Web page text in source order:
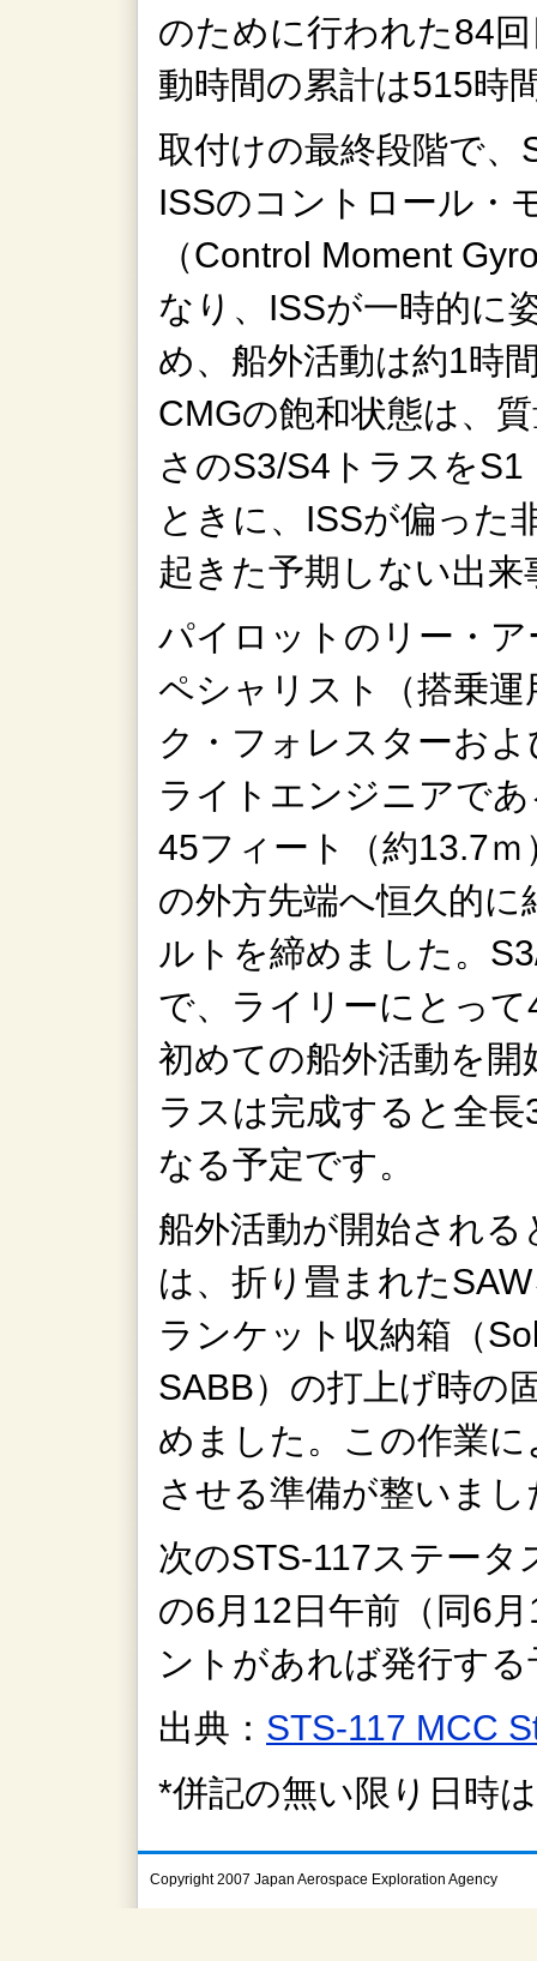
のために行われた84
動時間の累計は515時
取付けの最終段階で
ISSのコントロール・
（Control Moment
なり、ISSが一時的に
め、船外活動は約1時
CMGの飽和状態は、
さのS3/S4トラスを
ときに、ISSが偏った
起きた予期しない出来
パイロットのリー・
ペシャリスト（搭乗
ク・フォレスターお
ライトエンジニアで
45フィート（約13.7
の外方先端へ恒久的
ルトを締めました。
で、ライリーにとっ
初めての船外活動を
ラスは完成すると全
なる予定です。
船外活動が開始され
は、折り畳まれた
ランケット収納箱（
SABB）の打上げ時の
めました。この作業
させる準備が整いまし
次のSTS-117ステー
の6月12日午前（同6
ントがあれば発行す
出典： STS-117 MCC
*併記の無い限り日時
Copyright 2007 Japan Aerospace Exploration Agency